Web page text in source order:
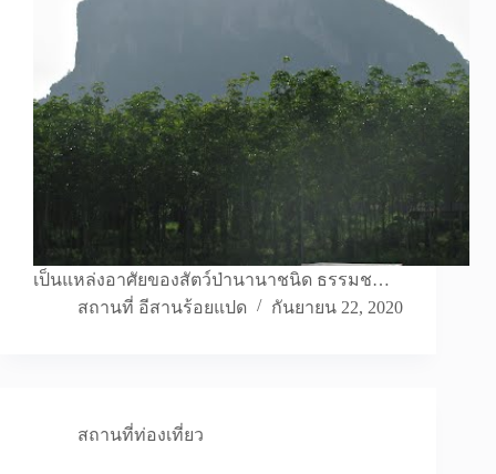
เป็นแหล่งอาศัยของสัตว์ป่านานาชนิด ธรรมช…
สถานที่ อีสานร้อยแปด
กันยายน 22, 2020
สถานที่ท่องเที่ยว